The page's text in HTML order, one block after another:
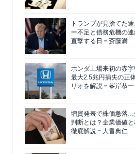
トランプが見捨てた
ー不足と債務危機の
直撃する日＝斎藤満
ホンダ上場来初の赤
最大2.5兆円損失の正
リオを解説＝峯岸恭一
増資発表で株価急落…
判断とは？企業価値
徹底解説＝大畠典仁